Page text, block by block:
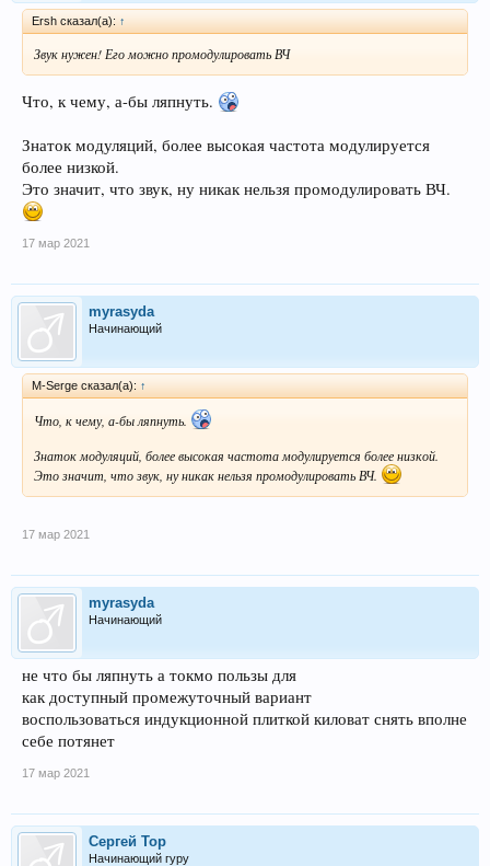
Ersh сказал(а): ↑
Звук нужен! Его можно промодулировать ВЧ
Что, к чему, а-бы ляпнуть.
Знаток модуляций, более высокая частота модулируется
более низкой.
Это значит, что звук, ну никак нельзя промодулировать ВЧ.
17 мар 2021
myrasyda
Начинающий
M-Serge сказал(а): ↑
Что, к чему, а-бы ляпнуть.
Знаток модуляций, более высокая частота модулируется более низкой.
Это значит, что звук, ну никак нельзя промодулировать ВЧ.
17 мар 2021
myrasyda
Начинающий
не что бы ляпнуть а токмо пользы для
как доступный промежуточный вариант
воспользоваться индукционной плиткой киловат снять вполне
себе потянет
17 мар 2021
Сергей Тор
Начинающий гуру